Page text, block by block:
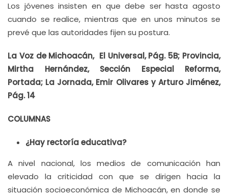
Los jóvenes insisten en que debe ser hasta agosto
cuando se realice, mientras que en unos minutos se
prevé que las autoridades fijen su postura.
La Voz de Michoacán, El Universal, Pág. 5B; Provincia,
Mirtha Hernández, Sección Especial Reforma,
Portada; La Jornada, Emir Olivares y Arturo Jiménez,
Pág. 14
COLUMNAS
¿Hay rectoría educativa?
A nivel nacional, los medios de comunicación han
elevado la criticidad con que se dirigen hacia la
situación socioeconómica de Michoacán, en donde se